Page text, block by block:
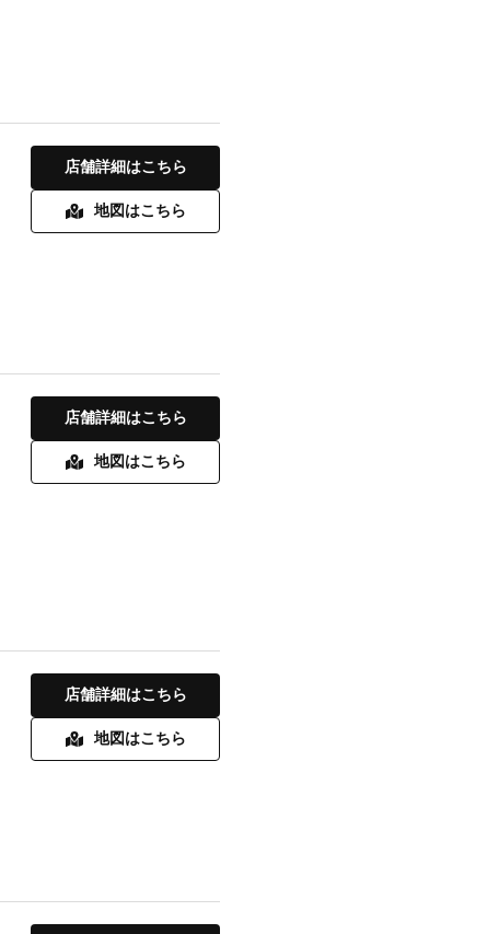
店舗詳細はこちら
地図はこちら
店舗詳細はこちら
地図はこちら
店舗詳細はこちら
地図はこちら